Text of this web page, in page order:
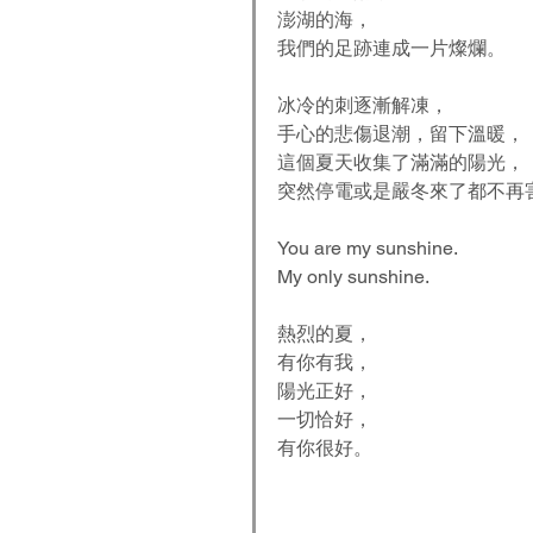
澎湖的海，
我們的足跡連成一片燦爛。
冰冷的刺逐漸解凍，
手心的悲傷退潮，留下溫暖，
這個夏天收集了滿滿的陽光，
突然停電或是嚴冬來了都不再
You are my sunshine.
My only sunshine.
熱烈的夏，
有你有我，
陽光正好，
一切恰好，
有你很好。